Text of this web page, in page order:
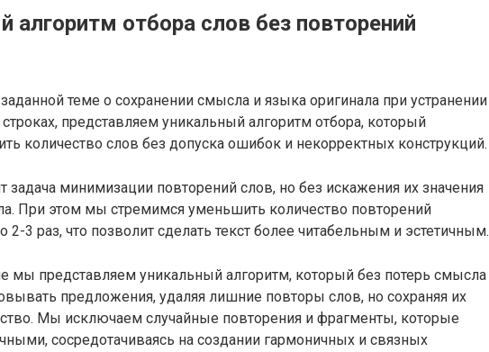
алгоритм отбора слов без повторений
теме о сохранении смысла и языка оригинала при устранении
представляем уникальный алгоритм отбора, который
количество слов без допуска ошибок и некорректных конструкций.
задача минимизации повторений слов, но без искажения их значения
При этом мы стремимся уменьшить количество повторений
2-3 раз, что позволит сделать текст более читабельным и эстетичным.
мы представляем уникальный алгоритм, который без потерь смысла
предложения, удаляя лишние повторы слов, но сохраняя их
Мы исключаем случайные повторения и фрагменты, которые
сосредотачиваясь на создании гармоничных и связных